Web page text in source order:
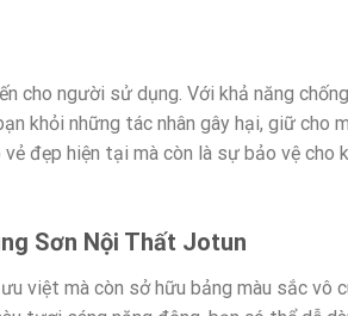
cho người sử dụng. Với khả năng
khỏi những tác nhân gây hại, giữ cho
đẹp hiện tại mà còn là sự bảo vệ cho
Sơn Nội Thất Jotun
việt mà còn sở hữu bảng màu sắc vô